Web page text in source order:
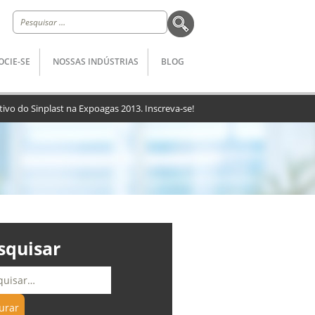
Pesquisar
por:
SE NOSSAS INDÚSTRIAS BLOG
do Sinplast na Expoagas 2013. Inscreva-se!